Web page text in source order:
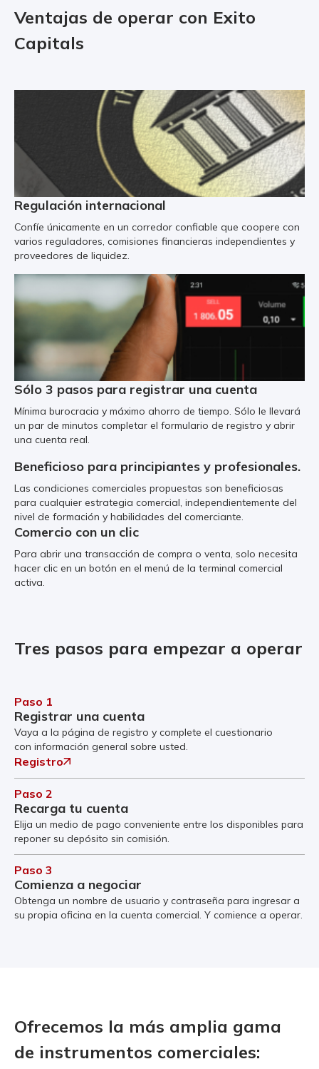
Ventajas de operar con Exito
Capitals
Regulación internacional
Confíe únicamente en un corredor confiable que coopere con
varios reguladores, comisiones financieras independientes y
proveedores de liquidez.
Sólo 3 pasos para registrar una cuenta
Mínima burocracia y máximo ahorro de tiempo. Sólo le llevará
un par de minutos completar el formulario de registro y abrir
una cuenta real.
Beneficioso para principiantes y profesionales.
Las condiciones comerciales propuestas son beneficiosas
para cualquier estrategia comercial, independientemente del
nivel de formación y habilidades del comerciante.
Comercio con un clic
Para abrir una transacción de compra o venta, solo necesita
hacer clic en un botón en el menú de la terminal comercial
activa.
Tres pasos para empezar a operar
Paso 1
Registrar una cuenta
Vaya a la página de registro y complete el cuestionario
con información general sobre usted.
Registro
Paso 2
Recarga tu cuenta
Elija un medio de pago conveniente entre los disponibles para
reponer su depósito sin comisión.
Paso 3
Comienza a negociar
Obtenga un nombre de usuario y contraseña para ingresar a
su propia oficina en la cuenta comercial. Y comience a operar.
Ofrecemos la más amplia gama
de instrumentos comerciales: